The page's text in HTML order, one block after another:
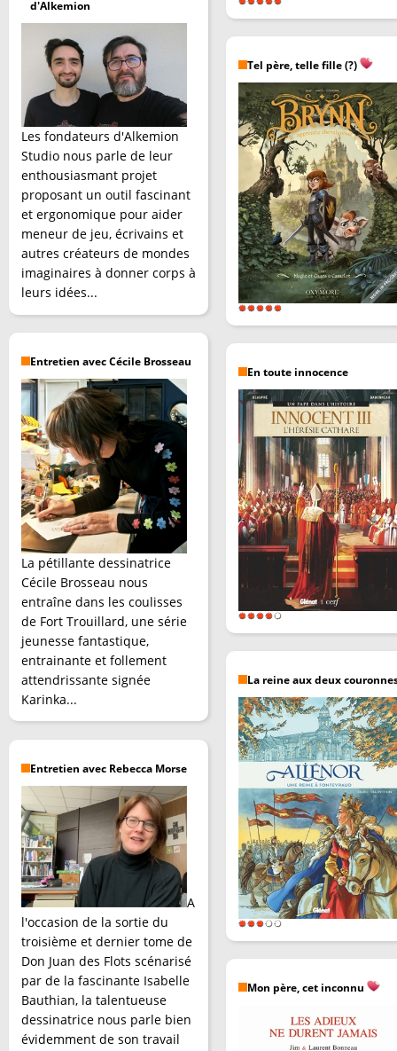
d'Alkemion
Les fondateurs d'Alkemion
Studio nous parle de leur
enthousiasmant projet
proposant un outil fascinant
et ergonomique pour aider
meneur de jeu, écrivains et
autres créateurs de mondes
imaginaires à donner corps à
leurs idées...
Entretien avec Cécile Brosseau
La pétillante dessinatrice
Cécile Brosseau nous
entraîne dans les coulisses
de Fort Trouillard, une série
jeunesse fantastique,
entrainante et follement
attendrissante signée
Karinka...
Entretien avec Rebecca Morse
A
l'occasion de la sortie du
troisième et dernier tome de
Don Juan des Flots scénarisé
par de la fascinante Isabelle
Bauthian, la talentueuse
dessinatrice nous parle bien
évidemment de son travail
Tel père, telle fille (?)
En toute innocence
La reine aux deux
Mon père, cet inconnu